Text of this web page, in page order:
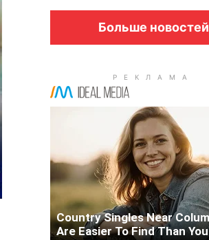
Больше новостей